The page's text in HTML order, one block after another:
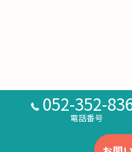
052-352-
電話番号